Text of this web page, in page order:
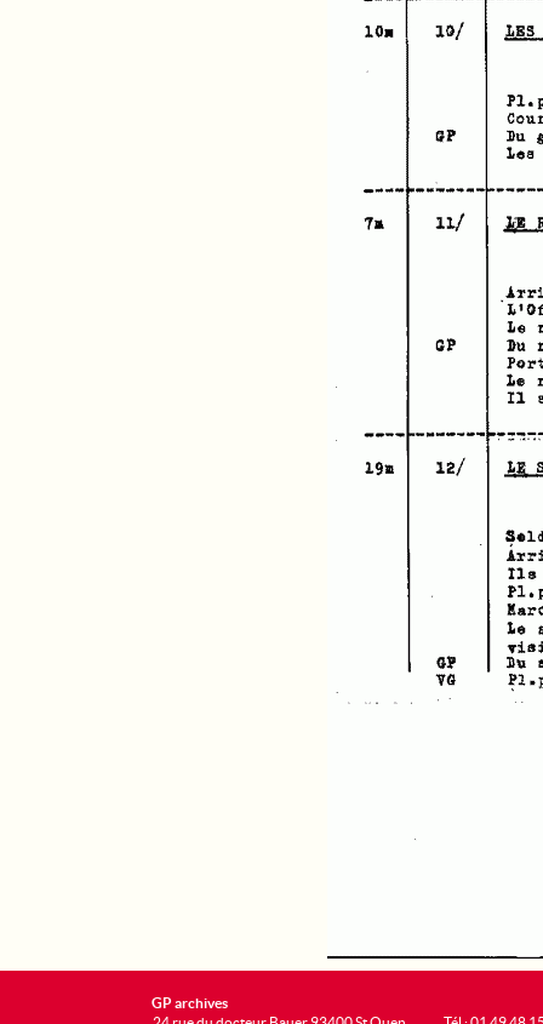
GP archives